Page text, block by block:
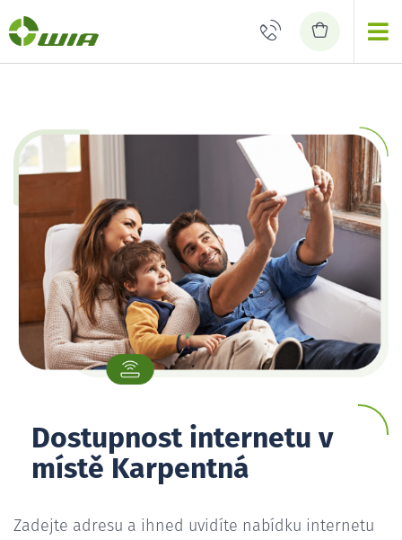
Dostupnost internetu v
místě Karpentná
Zadejte adresu a ihned uvidíte nabídku internetu